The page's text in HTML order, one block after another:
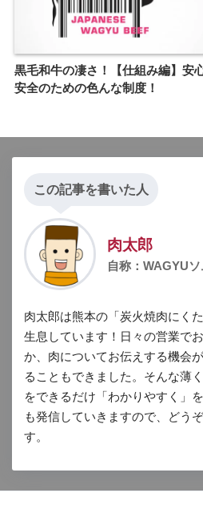
黒毛和牛の凄さ！【仕組み編】安
安全のための色んな制度！
この記事を書いた人
肉太郎
自称：WAGYU
肉太郎は熊本の「炭火焼肉にく
生息しています！日々の営業で
か、肉についてお伝えする機会
ることもできました。そんな薄
をできるだけ「わかりやすく」
も発信していきますので、どう
す。